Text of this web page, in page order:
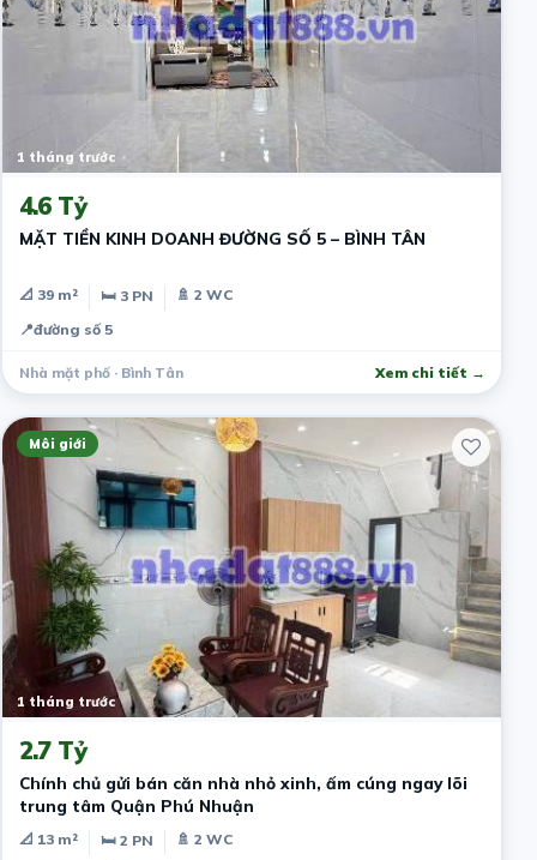
1 tháng trước
4.6 Tỷ
MẶT TIỀN KINH DOANH ĐƯỜNG SỐ 5 – BÌNH TÂN
📐 39 m² 🛏 3 PN
🚿 2 WC
📍đường số 5
Nhà mặt phố · Bình Tân Xem chi tiết →
Môi giới
1 tháng trước
2.7 Tỷ
​Chính chủ gửi bán căn nhà nhỏ xinh, ấm cúng ngay lõi
trung tâm Quận Phú Nhuận
📐 13 m² 🛏 2 PN
🚿 2 WC